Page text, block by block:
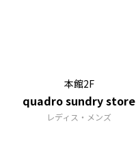
本館2F
quadro sundry store
レディス・メンズ